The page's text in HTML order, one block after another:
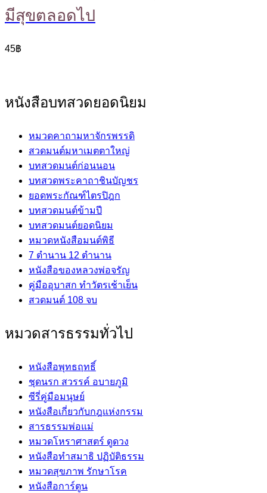
มีสุขตลอดไป
45฿
หนังสือบทสวดยอดนิยม
หมวดคาถามหาจักรพรรดิ
สวดมนต์มหาเมตตาใหญ่
บทสวดมนต์ก่อนนอน
บทสวดพระคาถาชินบัญชร
ยอดพระกัณฑ์ไตรปิฎก
บทสวดมนต์ข้ามปี
บทสวดมนต์ยอดนิยม
หมวดหนังสือมนต์พิธี
7 ตำนาน 12 ตำนาน
หนังสือของหลวงพ่อจรัญ
คู่มืออุบาสก ทำวัตรเช้าเย็น
สวดมนต์ 108 จบ
หมวดสารธรรมทั่วไป
หนังสือพุทธฤทธิ์
ชุดนรก สวรรค์ อบายภูมิ
ซีรี่คู่มือมนุษย์
หนังสือเกี่ยวกับกฎแห่งกรรม
สารธรรมพ่อแม่
หมวดโหราศาสตร์ ดูดวง
หนังสือทำสมาธิ ปฏิบัติธรรม
หมวดสุขภาพ รักษาโรค
หนังสือการ์ตูน